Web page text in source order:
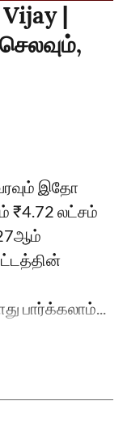
|
இதோ
₹4.72 லட்சம்
பார்க்கலாம்...